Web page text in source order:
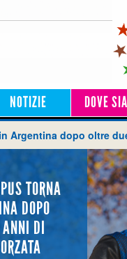
NOTIZIE DOVE
Argentina dopo oltre
TORNA
DOPO
ANNI DI